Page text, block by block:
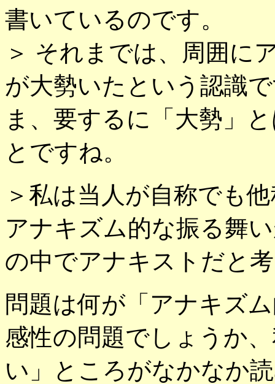
書いているのです。
＞ それまでは、周囲に
が大勢いたという認識
ま、要するに「大勢」
とですね。
＞私は当人が自称でも
アナキズム的な振る舞
の中でアナキストだと
問題は何が「アナキズ
感性の問題でしょうか
い」ところがなかなか